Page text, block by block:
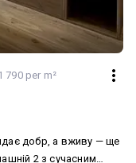
790 per m²
добр, а вживу — ще